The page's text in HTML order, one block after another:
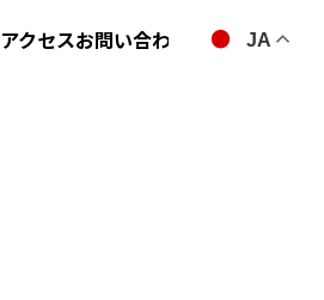
アクセスお問い合わせ JA